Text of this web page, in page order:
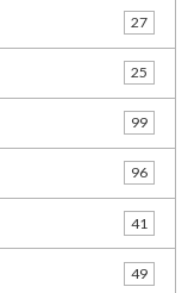
27
25
99
96
41
49